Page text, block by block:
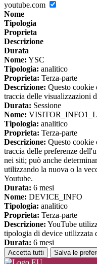
youtube.com
Nome
Tipologia
Proprieta
Descrizione
Durata
Nome: YSC
Tipologia: analitico
Proprieta: Terza-parte
Descrizione: Questo cookie
traccia delle visualizzazioni
Durata: Sessione
Nome:
Tipologia: analitico
Proprieta: Terza-parte
Descrizione: Questo cookie
traccia delle preferenze
nei siti; può anche
utilizzando la nuova o la
Youtube.
Durata: 6 mesi
Nome: DEVICE_INFO
Tipologia: analitico
Proprieta: Terza-parte
Descrizione: YouTube
tipologia di device utilizzata
Durata: 6 mesi
Accetta tutti Salva le